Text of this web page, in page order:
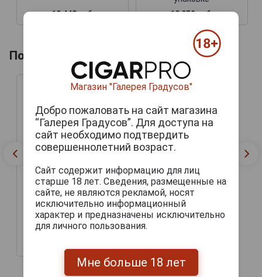
19 448 руб.
10 952 руб.
Похожие напитки по году производства
Bas Armagnac De Pontiac
1988 years Бренди Баз
Арманьяк де Понтьяк
1988г 0.7л в деревянной
упаковке
Магазин "Галерея Градусов"
Добро пожаловать на сайт магазина
“Галерея Градусов”. Для доступа на
сайт необходимо подтвердить
совершеннолетний возраст.
Сайт содержит информацию для лиц
старше 18 лет. Сведения, размещенные на
сайте, не являются рекламой, носят
исключительно информационный
характер и предназначены исключительно
для личного пользования.
Мне больше 18 лет